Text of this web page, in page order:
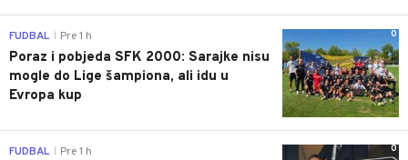
0
FUDBAL Pre 1 h
Poraz i pobjeda SFK 2000: Sarajke nisu
mogle do Lige šampiona, ali idu u
Evropa kup
0
FUDBAL Pre 1 h